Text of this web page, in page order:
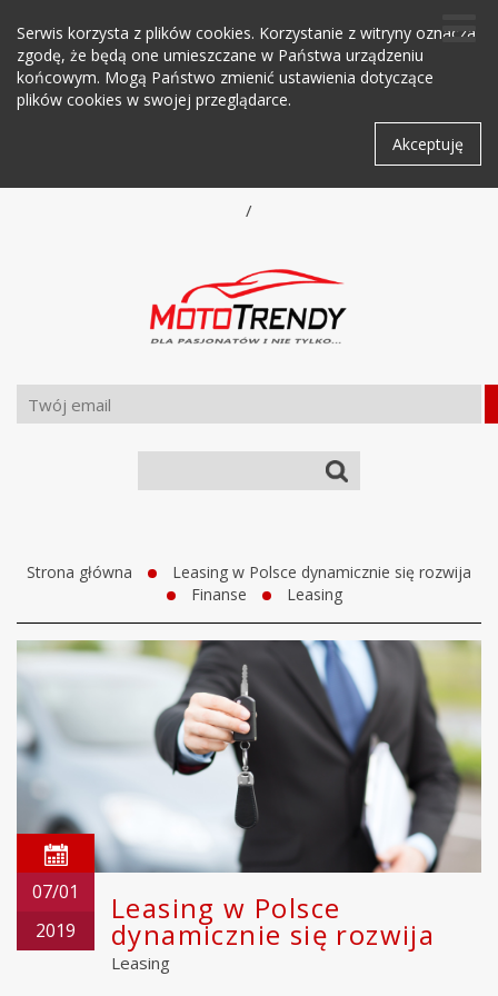
Serwis korzysta z plików cookies. Korzystanie z witryny oznacza
zgodę, że będą one umieszczane w Państwa urządzeniu
końcowym. Mogą Państwo zmienić ustawienia dotyczące
plików cookies w swojej przeglądarce.
Akceptuję
/
Strona główna
Leasing w Polsce dynamicznie się rozwija
Finanse
Leasing
07/01
2019
Leasing w Polsce
dynamicznie się rozwija
Leasing